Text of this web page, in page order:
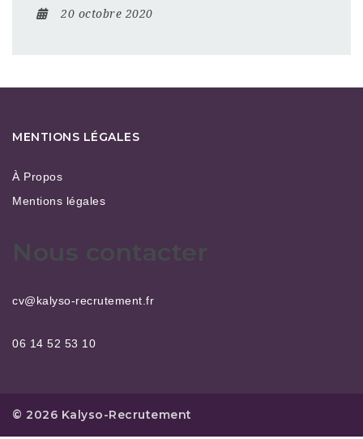
20 octobre 2020
MENTIONS LÉGALES
À Propos
Mentions légales
Nous contacter
cv@kalyso-recrutement.fr
06 14 52 53 10
© 2026 Kalyso-Recrutement